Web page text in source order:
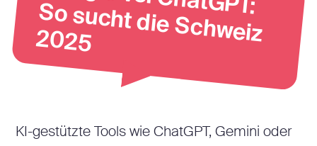
S
20
25
KI-gestützte Tools wie ChatGPT, Gemini oder